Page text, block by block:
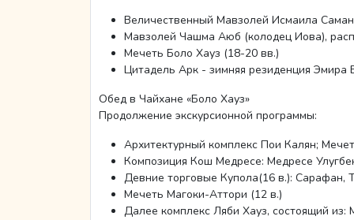
Величественный Мавзолей Исмаила
Мавзолей Чашма Аюб (колодец Иова),
Мечеть Боло Хауз (18-20 вв.)
Цитадель Арк - зимняя резиденция Эмира
Обед в Чайхане «Боло Хауз»
Продолжение экскурсионной программы:
Архитектурный комплекс Пои Калян;
Композиция Кош Медресе: Медресе
Девние торговые Купола(16 в.): Сарафан,
Мечеть Магоки-Аттори (12 в.)
Далее комплекс Ляби Хауз, состоящий